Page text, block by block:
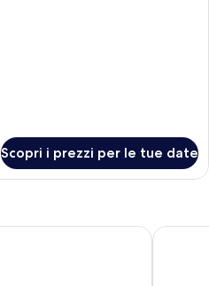
Scopri i prezzi per le tue date
Canary